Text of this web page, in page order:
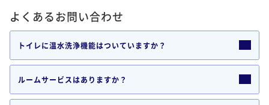
よくあるお問い合わせ
トイレに温水洗浄機能はついていますか？
ルームサービスはありますか？